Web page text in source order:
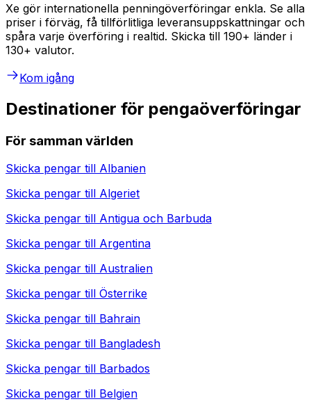
Xe gör internationella penningöverföringar enkla. Se alla
priser i förväg, få tillförlitliga leveransuppskattningar och
spåra varje överföring i realtid. Skicka till 190+ länder i
130+ valutor.
Kom igång
Destinationer för pengaöverföringar
För samman världen
Skicka pengar till Albanien
Skicka pengar till Algeriet
Skicka pengar till Antigua och Barbuda
Skicka pengar till Argentina
Skicka pengar till Australien
Skicka pengar till Österrike
Skicka pengar till Bahrain
Skicka pengar till Bangladesh
Skicka pengar till Barbados
Skicka pengar till Belgien